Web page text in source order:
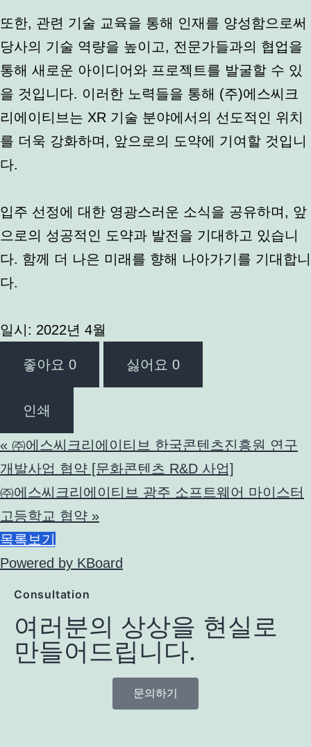
또한, 관련 기술 교육을 통해 인재를 양성함으로써
당사의 기술 역량을 높이고, 전문가들과의 협업을
통해 새로운 아이디어와 프로젝트를 발굴할 수 있
을 것입니다. 이러한 노력들을 통해 (주)에스씨크
리에이티브는 XR 기술 분야에서의 선도적인 위치
를 더욱 강화하며, 앞으로의 도약에 기여할 것입니
다.
입주 선정에 대한 영광스러운 소식을 공유하며, 앞
으로의 성공적인 도약과 발전을 기대하고 있습니
다. 함께 더 나은 미래를 향해 나아가기를 기대합니
다.
일시: 2022년 4월
좋아요 0 싫어요 0
인쇄
« ㈜에스씨크리에이티브 한국콘텐츠진흥원 연구
개발사업 협약 [문화콘텐츠 R&D 사업]
㈜에스씨크리에이티브 광주 소프트웨어 마이스터
고등학교 협약 »
목록보기
Powered by KBoard
Consultation
여러분의 상상을 현실로
만들어드립니다.
문의하기